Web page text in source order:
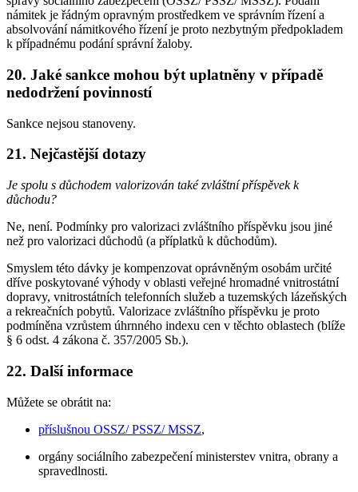
námitek je řádným opravným prostředkem ve správním řízení a
absolvování námitkového řízení je proto nezbytným předpokladem
k případnému podání správní žaloby.
20. Jaké sankce mohou být uplatněny v případě
nedodržení povinností
Sankce nejsou stanoveny.
21. Nejčastější dotazy
Je spolu s důchodem valorizován také zvláštní příspěvek k
důchodu?
Ne, není. Podmínky pro valorizaci zvláštního příspěvku jsou jiné
než pro valorizaci důchodů (a příplatků k důchodům).
Smyslem této dávky je kompenzovat oprávněným osobám určité
dříve poskytované výhody v oblasti veřejné hromadné vnitrostátní
dopravy, vnitrostátních telefonních služeb a tuzemských lázeňských
a rekreačních pobytů. Valorizace zvláštního příspěvku je proto
podmíněna vzrůstem úhrnného indexu cen v těchto oblastech (blíže
§ 6 odst. 4 zákona č. 357/2005 Sb.).
22. Další informace
Můžete se obrátit na:
příslušnou OSSZ/ PSSZ/ MSSZ,
orgány sociálního zabezpečení ministerstev vnitra, obrany a
spravedlnosti.